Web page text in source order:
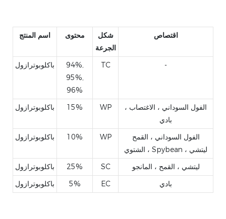
اسم المنتج محتوى
شكل
الجرعة
اقتصاص
باكلوبوترازول
94%,
95%,
96%
TC -
باكلوبوترازول 15% WP
الفول السوداني ، الاغتصاب ،
بادي
باكلوبوترازول
10% WP
الفول السوداني ، القمح
الشتوي ، Spybean ، ليتشي
باكلوبوترازول
25% SC
ليتشي ، القمح ، المانجو
باكلوبوترازول
5% EC بادي